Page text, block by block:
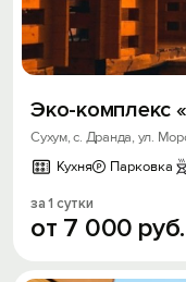
Эко-комплекс
Сухум, с. Дранда, ул.
Кухня
Парковка
за 1 сутки
от 7 000 руб.